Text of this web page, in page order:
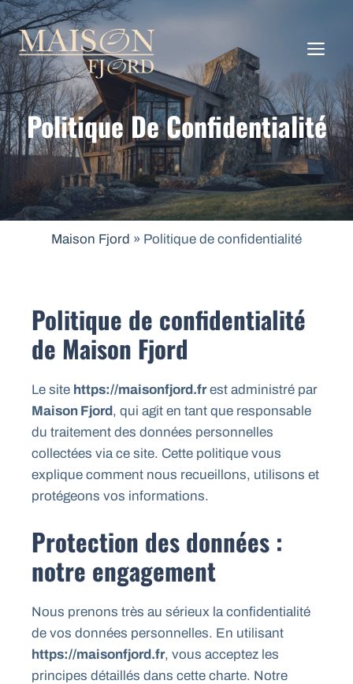
Aller
au
contenu
Politique De Confidentialité
Maison Fjord » Politique de confidentialité
Politique de confidentialité
de Maison Fjord
Le site https://maisonfjord.frest administré par
Maison Fjord, qui agit en tant que responsable
du traitement des données personnelles
collectées via ce site. Cette politique vous
explique comment nous recueillons, utilisons et
protégeons vos informations.
Protection des données :
notre engagement
Nous prenons très au sérieux la confidentialité
de vos données personnelles. En utilisant
https://maisonfjord.fr, vous acceptez les
principes détaillés dans cette charte. Notre